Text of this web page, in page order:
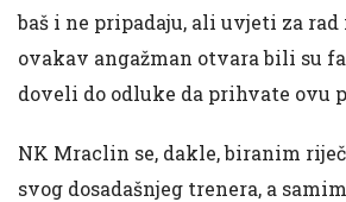
baš i ne pripadaju, ali uvjeti za
ovakav angažman otvara bili su
doveli do odluke da prihvate ovu
NK Mraclin se, dakle, biranim
svog dosadašnjeg trenera, a